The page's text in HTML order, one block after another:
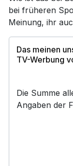
bei früheren
Meinung, ihr
Das meinen
TV-Werbung
Die Summe
Angaben der